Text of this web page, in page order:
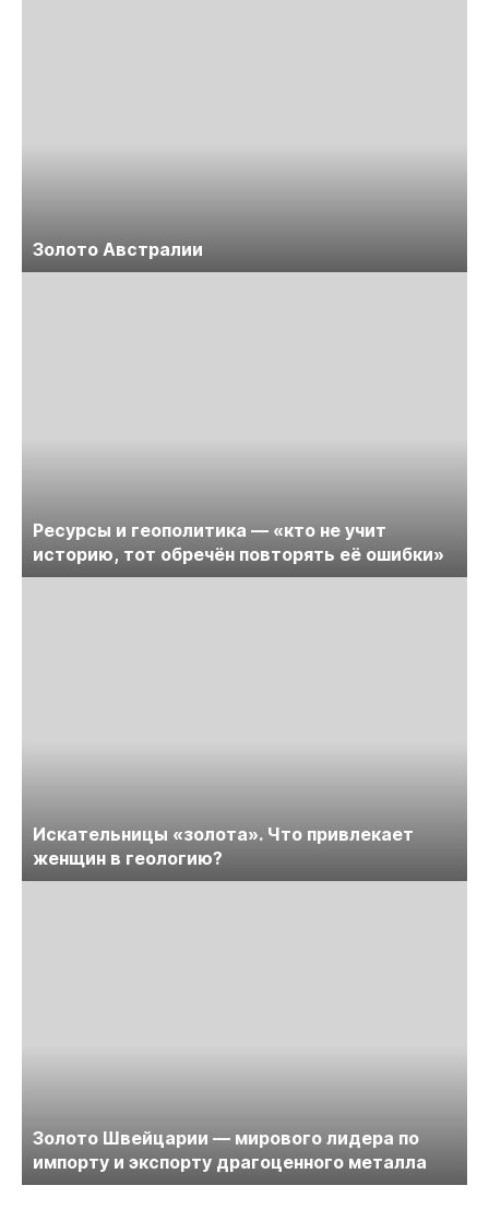
Золото Австралии
Ресурсы и геополитика — «кто не учит
историю, тот обречён повторять её ошибки»
Искательницы «золота». Что привлекает
женщин в геологию?
Золото Швейцарии — мирового лидера по
импорту и экспорту драгоценного металла